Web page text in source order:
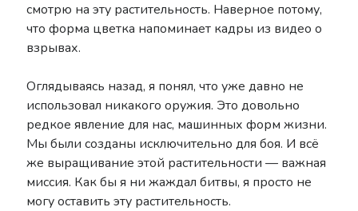
смотрю на эту растительность. Наверное потому,
что форма цветка напоминает кадры из видео о
взрывах.
Оглядываясь назад, я понял, что уже давно не
использовал никакого оружия. Это довольно
редкое явление для нас, машинных форм жизни.
Мы были созданы исключительно для боя. И всё
же выращивание этой растительности — важная
миссия. Как бы я ни жаждал битвы, я просто не
могу оставить эту растительность.